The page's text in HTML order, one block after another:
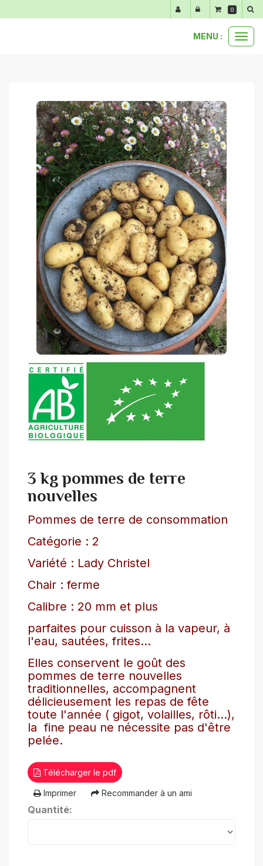
MENU :
3 kg pommes de terre
nouvelles
Pommes de terre de consommation
Catégorie : 2
Variété : Lady Christel
Chair : ferme
Calibre : 20 mm et plus
parfaites pour cuisson à la vapeur, à
l'eau, sautées, frites...
Elles conservent le goût des
pommes de terre nouvelles
traditionnelles, accompagnent
délicieusement les repas de fête
toute l'année ( gigot, volailles, rôti...),
la fine peau ne nécessite pas d'être
pelée.
Télécharger le pdf
Imprimer Recommander à un ami
Quantité:
0